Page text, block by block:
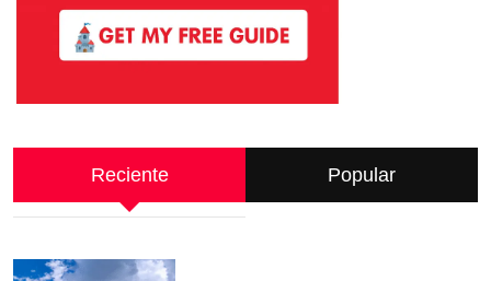
Reciente Popular